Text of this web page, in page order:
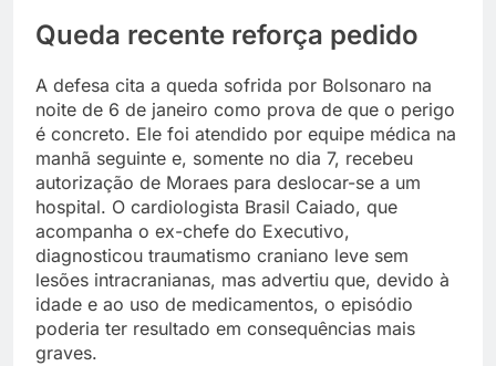
Queda recente reforça pedido
A defesa cita a queda sofrida por Bolsonaro na
noite de 6 de janeiro como prova de que o perigo
é concreto. Ele foi atendido por equipe médica na
manhã seguinte e, somente no dia 7, recebeu
autorização de Moraes para deslocar-se a um
hospital. O cardiologista Brasil Caiado, que
acompanha o ex-chefe do Executivo,
diagnosticou traumatismo craniano leve sem
lesões intracranianas, mas advertiu que, devido à
idade e ao uso de medicamentos, o episódio
poderia ter resultado em consequências mais
graves.